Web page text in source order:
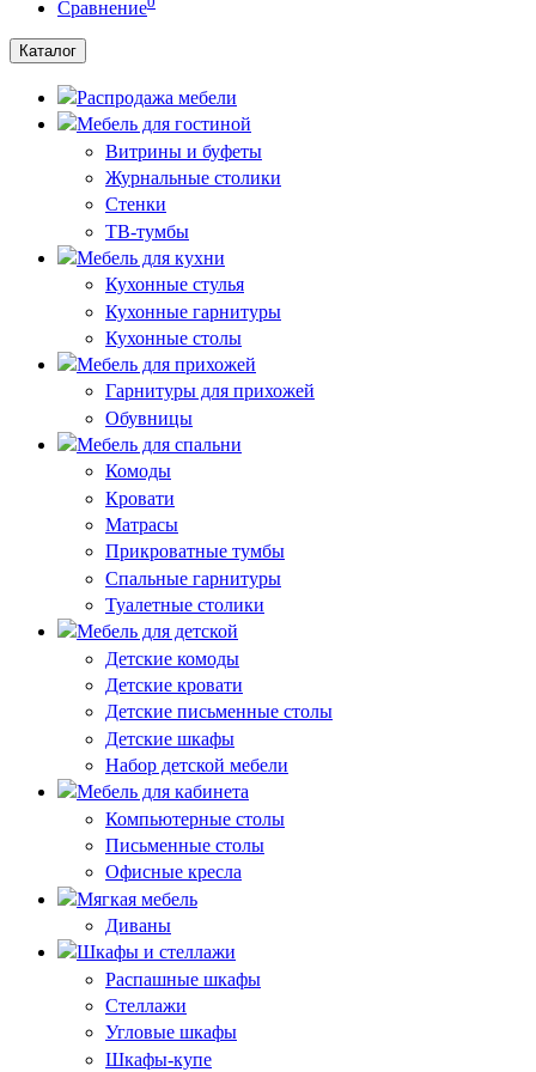
Сравнение
Каталог
Распродажа мебели
Мебель для гостиной
Витрины и буфеты
Журнальные столики
Стенки
ТВ-тумбы
Мебель для кухни
Кухонные стулья
Кухонные гарнитуры
Кухонные столы
Мебель для прихожей
Гарнитуры для прихожей
Обувницы
Мебель для спальни
Комоды
Кровати
Матрасы
Прикроватные тумбы
Спальные гарнитуры
Туалетные столики
Мебель для детской
Детские комоды
Детские кровати
Детские письменные столы
Детские шкафы
Набор детской мебели
Мебель для кабинета
Компьютерные столы
Письменные столы
Офисные кресла
Мягкая мебель
Диваны
Шкафы и стеллажи
Распашные шкафы
Стеллажи
Угловые шкафы
Шкафы-купе